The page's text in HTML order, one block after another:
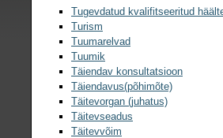
Tugevdatud kvalifitseeritud
Turism
Tuumarelvad
Tuumik
Täiendav konsultatsioon
Täiendavus(põhimõte)
Täitevorgan (juhatus)
Täitevseadus
Täitevvõim